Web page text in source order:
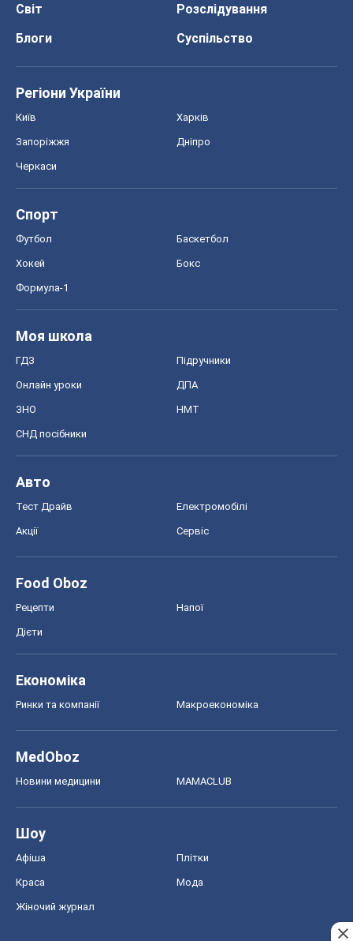
Світ
Розслідування
Блоги
Суспільство
Регіони України
Київ Харків
Запоріжжя Дніпро
Черкаси
Спорт
Футбол Баскетбол
Хокей Бокс
Формула-1
Моя школа
ГДЗ Підручники
Онлайн уроки ДПА
ЗНО НМТ
СНД посібники
Авто
Тест Драйв Електромобілі
Акції Сервіс
Food Oboz
Рецепти Напої
Дієти
Економіка
Ринки та компанії Макроекономіка
MedOboz
Новини медицини MAMACLUB
Шоу
Афіша Плітки
Краса Мода
Жіночий журнал